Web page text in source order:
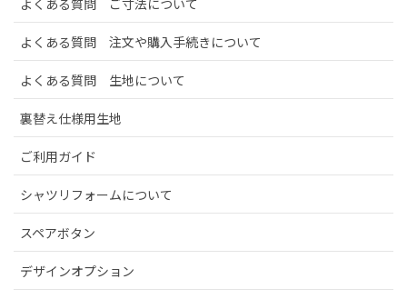
よくある質問 ご寸法について
よくある質問 注文や購入手続きについて
よくある質問 生地について
裏替え仕様用生地
ご利用ガイド
シャツリフォームについて
スペアボタン
デザインオプション